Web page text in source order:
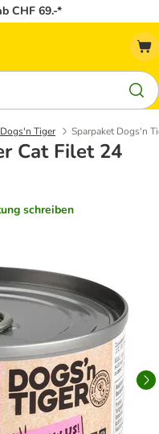
CHF 69.-*
Dogs'n Tiger Sparpaket Dogs'n
Cat Filet 24
schreiben